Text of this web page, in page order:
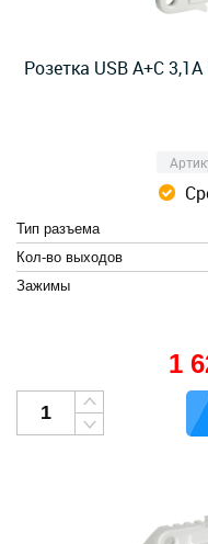
Розетка USB A+C
Тип разъема
Кол-во выходов
Зажимы
1